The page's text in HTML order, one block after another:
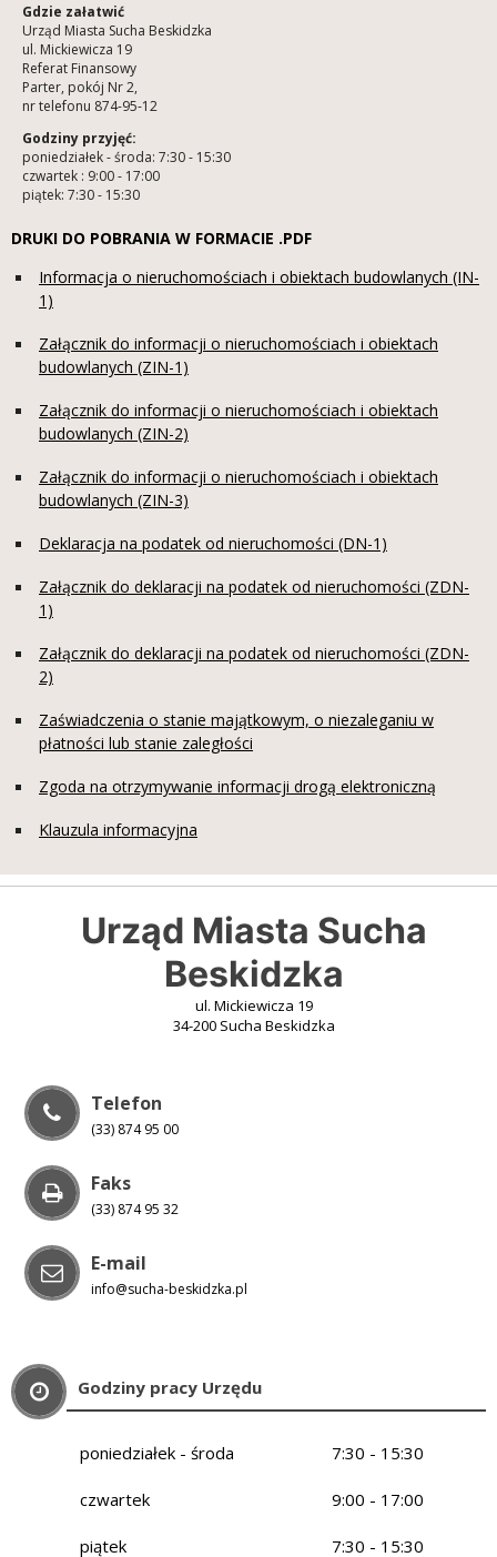
Gdzie załatwić
Urząd Miasta Sucha Beskidzka
ul. Mickiewicza 19
Referat Finansowy
Parter, pokój Nr 2,
nr telefonu 874-95-12
Godziny przyjęć:
poniedziałek - środa: 7:30 - 15:30
czwartek : 9:00 - 17:00
piątek: 7:30 - 15:30
DRUKI DO POBRANIA W FORMACIE .PDF
Informacja o nieruchomościach i obiektach budowlanych (IN-
1)
Załącznik do informacji o nieruchomościach i obiektach
budowlanych (ZIN-1)
Załącznik do informacji o nieruchomościach i obiektach
budowlanych (ZIN-2)
Załącznik do informacji o nieruchomościach i obiektach
budowlanych (ZIN-3)
Deklaracja na podatek od nieruchomości (DN-1)
Załącznik do deklaracji na podatek od nieruchomości (ZDN-
1)
Załącznik do deklaracji na podatek od nieruchomości (ZDN-
2)
Zaświadczenia o stanie majątkowym, o niezaleganiu w
płatności lub stanie zaległości
Zgoda na otrzymywanie informacji drogą elektroniczną
Klauzula informacyjna
Urząd Miasta Sucha
Beskidzka
ul. Mickiewicza 19
34-200 Sucha Beskidzka
Telefon
(33) 874 95 00
Faks
(33) 874 95 32
E-mail
info@sucha-beskidzka.pl
Godziny pracy Urzędu
poniedziałek - środa 7:30 - 15:30
czwartek 9:00 - 17:00
piątek 7:30 - 15:30